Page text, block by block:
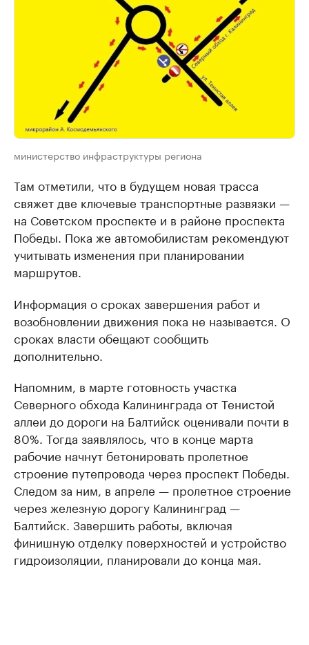
министерство инфраструктуры региона
Там отметили, что в будущем новая трасса
свяжет две ключевые транспортные развязки —
на Советском проспекте и в районе проспекта
Победы. Пока же автомобилистам рекомендуют
учитывать изменения при планировании
маршрутов.
Информация о сроках завершения работ и
возобновлении движения пока не называется. О
сроках власти обещают сообщить
дополнительно.
Напомним, в марте готовность участка
Северного обхода Калининграда от Тенистой
аллеи до дороги на Балтийск оценивали почти в
80%. Тогда заявлялось, что в конце марта
рабочие начнут бетонировать пролетное
строение путепровода через проспект Победы.
Следом за ним, в апреле — пролетное строение
через железную дорогу Калининград —
Балтийск. Завершить работы, включая
финишную отделку поверхностей и устройство
гидроизоляции, планировали до конца мая.